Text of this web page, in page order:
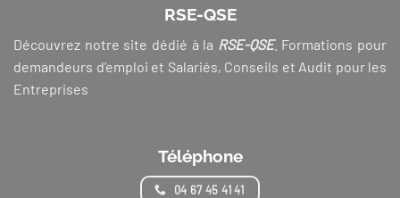
RSE-QSE
Découvrez notre site dédié à la RSE-QSE. Formations pour
demandeurs d’emploi et Salariés, Conseils et Audit pour les
Entreprises
Téléphone
04 67 45 41 41